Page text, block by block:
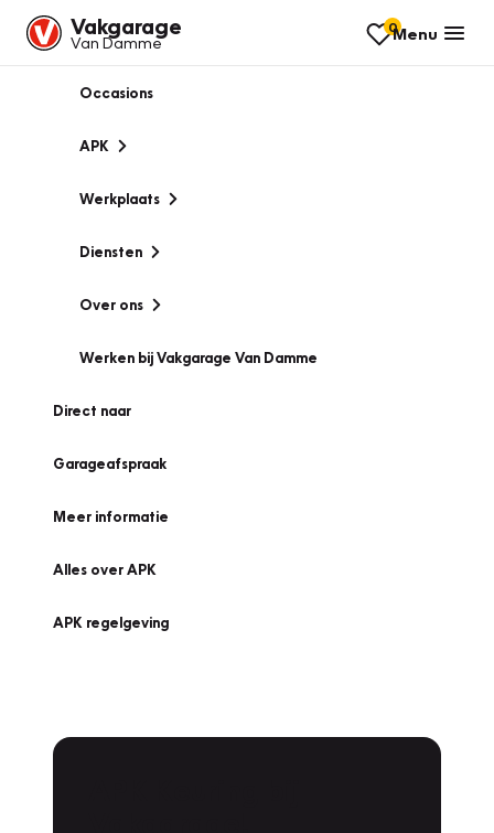
Vakgarage
Van Damme
0Menu
Occasions
APK
Werkplaats
Diensten
Over ons
Werken bij Vakgarage Van Damme
Direct naar
Garageafspraak
Meer informatie
Alles over APK
APK regelgeving